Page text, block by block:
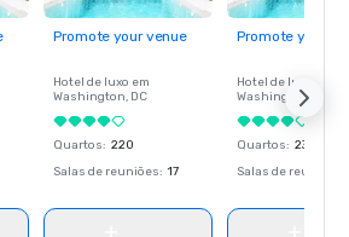
Promote your venue
Hotel de luxo em
Washington, DC
Quartos: 220
Salas de reuniões: 17
Promote your
Hotel de luxo em
Washington
Quartos: 237
Salas de reuniões